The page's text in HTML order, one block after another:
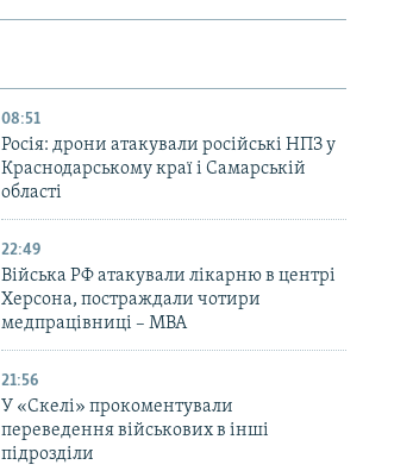
08:51
Росія: дрони атакували російські НПЗ у
Краснодарському краї і Самарській
області
22:49
Війська РФ атакували лікарню в центрі
Херсона, постраждали чотири
медпрацівниці – МВА
21:56
У «Скелі» прокоментували
переведення військових в інші
підрозділи